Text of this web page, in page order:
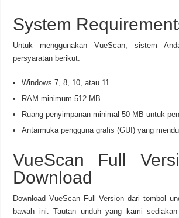
System
Untuk menggunakan VueScan, sistem
persyaratan berikut:
Windows 7, 8, 10, atau 11.
RAM minimum 512 MB.
Ruang penyimpanan minimal 50 MB untuk
Antarmuka pengguna grafis (GUI) yang
VueScan Full
Download
Download VueScan Full Version dari tombol
bawah ini. Tautan unduh yang kami